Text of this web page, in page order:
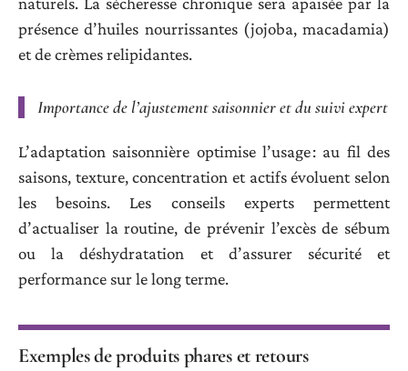
présence d’huiles nourrissantes (jojoba, macadamia)
et de crèmes relipidantes.
Importance de l’ajustement saisonnier et du suivi expert
L’adaptation saisonnière optimise l’usage : au fil des
saisons, texture, concentration et actifs évoluent selon
les besoins. Les conseils experts permettent
d’actualiser la routine, de prévenir l’excès de sébum
ou la déshydratation et d’assurer sécurité et
performance sur le long terme.
Exemples de produits phares et retours